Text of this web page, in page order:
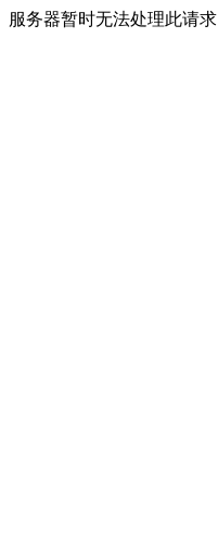
服务器暂时无法处理此请求